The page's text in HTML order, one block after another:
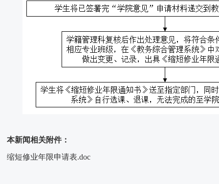
本新闻相关附件：
缩短修业年限申请表.doc